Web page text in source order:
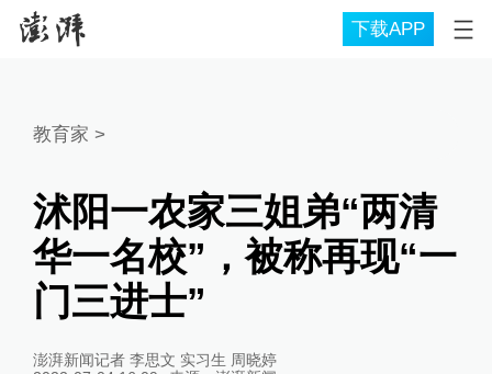
下载APP
教育家 >
沭阳一农家三姐弟“两清
华一名校”，被称再现“一
门三进士”
澎湃新闻记者 李思文 实习生 周晓婷